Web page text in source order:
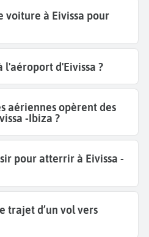
voiture à Eivissa pour
l'aéroport d'Eivissa ?
aériennes opèrent des
-Ibiza ?
pour atterrir à Eivissa -
trajet d’un vol vers